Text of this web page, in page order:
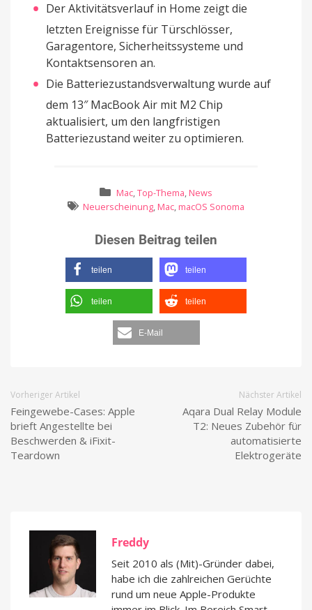
Der Aktivitätsverlauf in Home zeigt die
letzten Ereignisse für Türschlösser,
Garagentore, Sicherheitssysteme und
Kontaktsensoren an.
Die Batteriezustandsverwaltung wurde auf
dem 13″ MacBook Air mit M2 Chip
aktualisiert, um den langfristigen
Batteriezustand weiter zu optimieren.
Mac,Top-Thema, News
Neuerscheinung, Mac, macOS Sonoma
Diesen Beitrag teilen
teilen teilen
teilen teilen
E-Mail
Vorheriger Artikel
Feingewebe-Cases: Apple
brieft Angestellte bei
Beschwerden & iFixit-
Teardown
Nächster Artikel
Aqara Dual Relay Module
T2: Neues Zubehör für
automatisierte
Elektrogeräte
Freddy
Seit 2010 als (Mit)-Gründer dabei,
habe ich die zahlreichen Gerüchte
rund um neue Apple-Produkte